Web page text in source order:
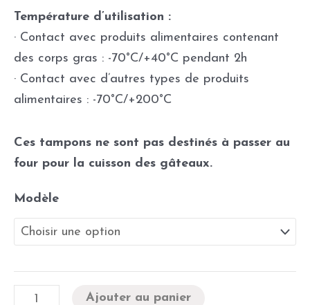
Température d’utilisation :
· Contact avec produits alimentaires contenant
des corps gras : -70°C/+40°C pendant 2h
· Contact avec d’autres types de produits
alimentaires : -70°C/+200°C
Ces tampons ne sont pas destinés à passer au
four pour la cuisson des gâteaux.
Modèle
Ajouter au panier